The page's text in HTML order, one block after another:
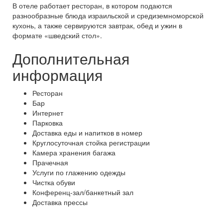
В отеле работает ресторан, в котором подаются
разнообразные блюда израильской и средиземноморской
кухонь, а также сервируются завтрак, обед и ужин в
формате «шведский стол».
Дополнительная
информация
Ресторан
Бар
Интернет
Парковка
Доставка еды и напитков в номер
Круглосуточная стойка регистрации
Камера хранения багажа
Прачечная
Услуги по глажению одежды
Чистка обуви
Конференц-зал/банкетный зал
Доставка прессы